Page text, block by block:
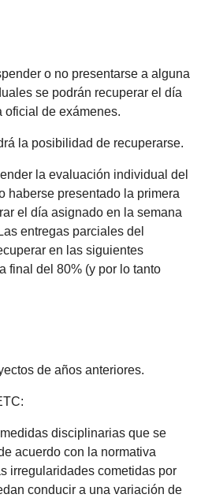
o no presentarse a alguna
se podrán recuperar el día
oficial de exámenes.
la posibilidad de recuperarse.
la evaluación individual del
haberse presentado la primera
el día asignado en la semana
entregas parciales del
en las siguientes
final del 80% (y por lo tanto
de años anteriores.
disciplinarias que se
acuerdo con la normativa
irregularidades cometidas por
conducir a una variación de